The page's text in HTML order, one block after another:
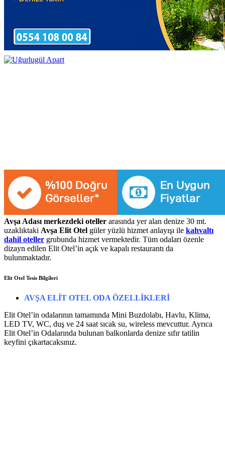
Avşa Adası merkezdeki oteller arasında yer alan denize 30 mt.
uzaklıktaki Avşa Elit Otel güler yüzlü hizmet anlayışı ile kahvaltı
dahil oteller grubunda hizmet vermektedir. Tüm odaları özenle
dizayn edilen Elit Otel’in açık ve kapalı restaurantı da
bulunmaktadır.
Elit Otel Tesis Bilgileri
AVŞA ELİT OTEL ODA ÖZELLİKLERİ
Elit Otel’in odalarının tamamında Mini Buzdolabı, Havlu, Klima,
LED TV, WC, duş ve 24 saat sıcak su, wireless mevcuttur. Ayrıca
Elit Otel’in Odalarında bulunan balkonlarda denize sıfır tatilin
keyfini çıkartacaksınız.